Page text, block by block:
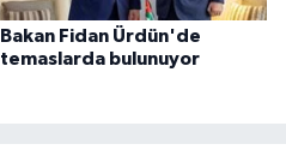
Bakan Fidan Ürdün'de
temaslarda bulunuyor